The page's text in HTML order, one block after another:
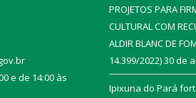
e de 14:00 às
PROJETOS PARA
CULTURAL COM
ALDIR BLANC DE
14.399/2022)30 de
Ipixuna do Pará